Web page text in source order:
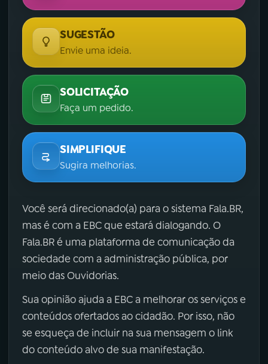
SUGESTÃO
Envie uma ideia.
SOLICITAÇÃO
Faça um pedido.
SIMPLIFIQUE
Sugira melhorias.
Você será direcionado(a) para o sistema Fala.BR,
mas é com a EBC que estará dialogando. O
Fala.BR é uma plataforma de comunicação da
sociedade com a administração pública, por
meio das Ouvidorias.
Sua opinião ajuda a EBC a melhorar os serviços e
conteúdos ofertados ao cidadão. Por isso, não
se esqueça de incluir na sua mensagem o link
do conteúdo alvo de sua manifestação.